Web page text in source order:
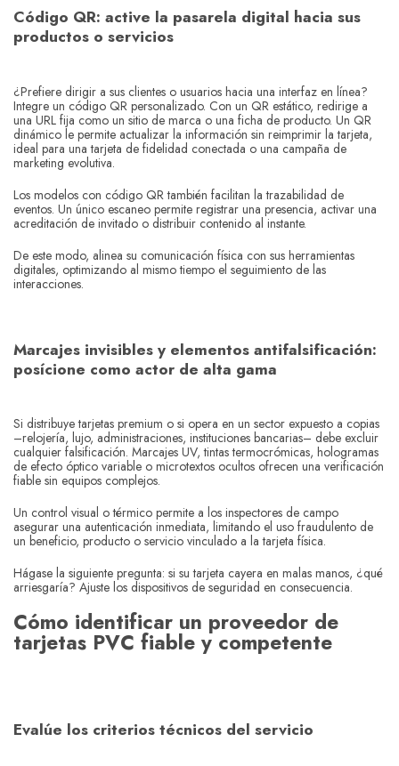
Código QR: active la pasarela digital hacia sus
productos o servicios
¿Prefiere dirigir a sus clientes o usuarios hacia una interfaz en línea?
Integre un código QR personalizado. Con un QR estático, redirige a
una URL fija como un sitio de marca o una ficha de producto. Un QR
dinámico le permite actualizar la información sin reimprimir la tarjeta,
ideal para una tarjeta de fidelidad conectada o una campaña de
marketing evolutiva.
Los modelos con código QR también facilitan la trazabilidad de
eventos. Un único escaneo permite registrar una presencia, activar una
acreditación de invitado o distribuir contenido al instante.
De este modo, alinea su comunicación física con sus herramientas
digitales, optimizando al mismo tiempo el seguimiento de las
interacciones.
Marcajes invisibles y elementos antifalsificación:
posícione como actor de alta gama
Si distribuye tarjetas premium o si opera en un sector expuesto a copias
–relojería, lujo, administraciones, instituciones bancarias– debe excluir
cualquier falsificación. Marcajes UV, tintas termocrómicas, hologramas
de efecto óptico variable o microtextos ocultos ofrecen una verificación
fiable sin equipos complejos.
Un control visual o térmico permite a los inspectores de campo
asegurar una autenticación inmediata, limitando el uso fraudulento de
un beneficio, producto o servicio vinculado a la tarjeta física.
Hágase la siguiente pregunta: si su tarjeta cayera en malas manos, ¿qué
arriesgaría? Ajuste los dispositivos de seguridad en consecuencia.
Cómo identificar un proveedor de
tarjetas PVC fiable y competente
Evalúe los criterios técnicos del servicio